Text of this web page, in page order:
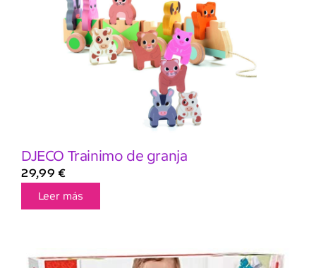
DJECO Trainimo de granja
29,99 €
Leer más